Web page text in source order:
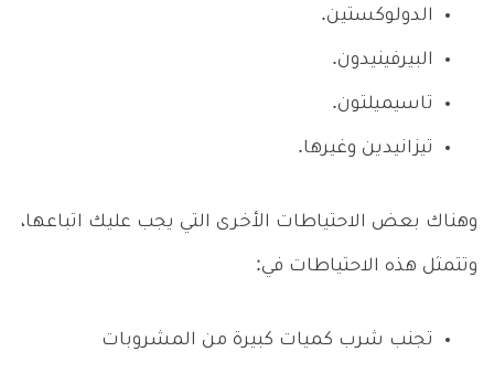
الدولوكستين.
البيرفينيدون.
تاسيميلتون.
تيزانيدين وغيرها.
وهناك بعض الاحتياطات الأخرى التي يجب عليك اتباعها،
وتتمثل هذه الاحتياطات في:
تجنب شرب كميات كبيرة من المشروبات